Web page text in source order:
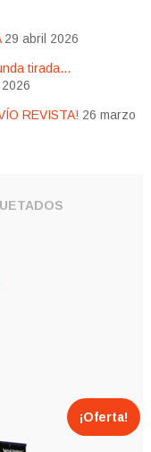
29 abril 2026
tirada…
REVISTA! 26 marzo
¡Oferta!